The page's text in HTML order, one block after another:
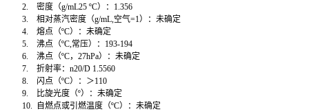
2.
密度（g/mL25 ºC）： 1.356
3.
相对蒸汽密度（g/mL, 空气=1 ）：未确定
4.
熔点（ºC）：未确定
5.
沸点（ºC, 常压）： 193-194
6.
沸点（ºC， 27hPa）：未确定
7.
折射率： n20/D 1.5560
8.
闪点（ºC）：＞110
9.
比旋光度（º）：未确定
10.
自燃点或引燃温度（ºC）：未确定